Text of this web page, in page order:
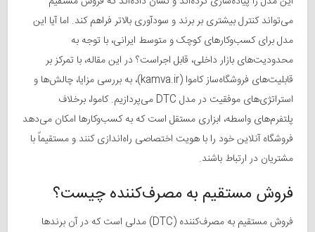
می‌تواند کنترل بیشتری بر برند و سودآوری بالاتر فراهم کند. اما آیا این
مدل برای کسب‌وکارهای کوچک و متوسط ایرانی، با توجه به
محدودیت‌های بازار داخلی، قابل اجراست؟ در این مقاله، با تمرکز بر
قابلیت‌های فروشگاه‌ساز کاموا (kamva.ir)، به بررسی مزایا، چالش‌ها و
استراتژی‌های موفقیت در مدل DTC می‌پردازیم. کاموا، برخلاف
پلتفرم‌های واسطه، ابزاری مستقل است که به کسب‌وکارها امکان می‌دهد
فروشگاه آنلاین خود را با هویت اختصاصی راه‌اندازی کنند و مستقیماً با
مشتریان در ارتباط باشند.
فروش مستقیم به مصرف‌کننده چیست؟
فروش مستقیم به مصرف‌کننده (DTC) مدلی است که در آن برندها